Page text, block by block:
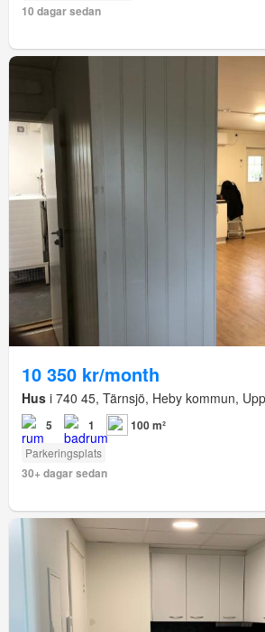
10 dagar sedan
10 350 kr/month
Hus i 740 45, Tärnsjö, Heby kommun,
5 1 100 m²
Parkeringsplats
30+ dagar sedan